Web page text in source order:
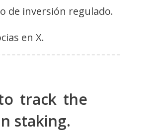
de inversión regulado.
en X.
track the
staking.